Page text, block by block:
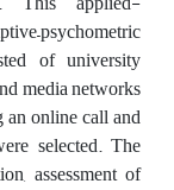
of university
media networks
an online call and
selected. The
assessment of